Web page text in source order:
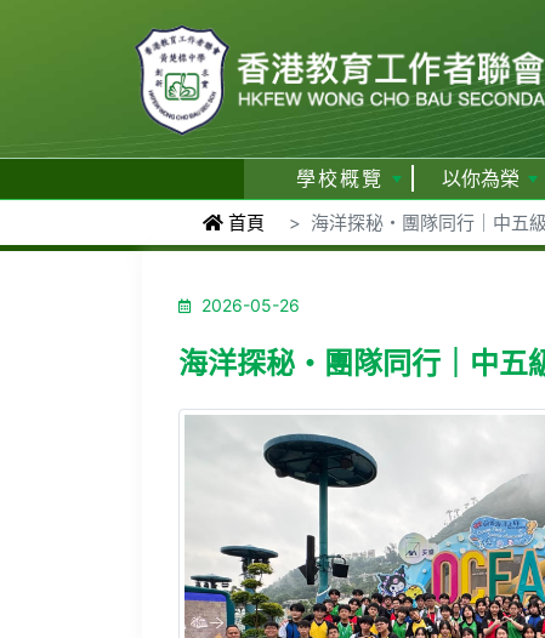
學校概覽 以你為榮
首頁 海洋探秘・團隊同行｜中五
2026-05-26
海洋探秘・團隊同行｜中五